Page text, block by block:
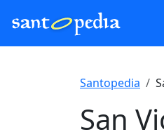
Santopedia
San